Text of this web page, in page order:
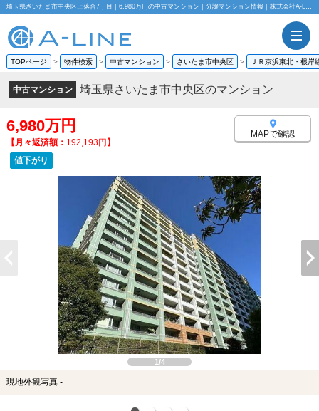
埼玉県さいたま市中央区上落合7丁目｜6,980万円の中古マンション｜分譲マンション情報｜株式会社A-LINE
TOPページ > 物件検索 > 中古マンション > さいたま市中央区 > ＪＲ京浜東北・根岸
中古マンション 埼玉県さいたま市中央区のマンション
6,980万円
【月々返済額： 192,193円】
値下がり
MAPで確認
1/4
現地外観写真 -